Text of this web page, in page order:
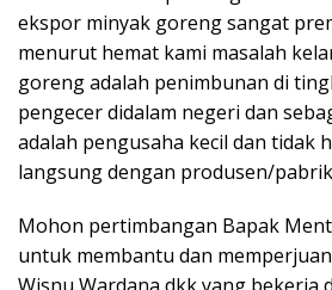
ekspor minyak goreng sangat
menurut hemat kami masalah
goreng adalah penimbunan di
pengecer didalam negeri dan
adalah pengusaha kecil dan tidak
langsung dengan produsen/
Mohon pertimbangan Bapak
untuk membantu dan